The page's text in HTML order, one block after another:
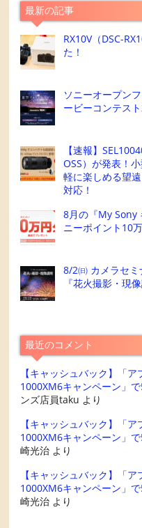
最新の記事
RX10V（DSC-
た！
ソニーオープン
ービーコンテス
【速報】
OSS）が発表！
軽に楽しめる望
対応！
8月の『My Sony
ニーポイント10
8/2㈰ カメラセ
『花火撮影・現像
最近のコメント
【キャッシュバック】「
1000XM6キャンペーン」
ンズ店員taku より
【キャッシュバック】「
1000XM6キャンペーン」
崎光治 より
【キャッシュバック】「
1000XM6キャンペーン」
崎光治 より